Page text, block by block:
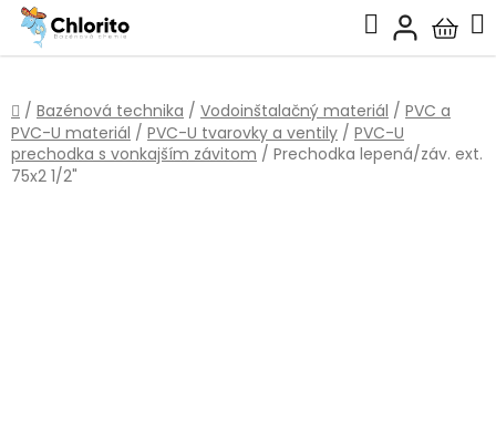
Prejsť
obsah
Hľadať
košík
Domov
/ Bazénová technika / Vodoinštalačný materiál / PVC a
PVC-U materiál / PVC-U tvarovky a ventily / PVC-U
prechodka s vonkajším závitom / Prechodka lepená/záv. ext.
75x2 1/2"